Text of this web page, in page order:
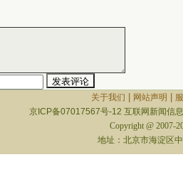
关于我们 | 网站声明 |
京ICP备07017567号-12 互联网新闻信
Copyright @ 2007-
地址：北京市海淀区